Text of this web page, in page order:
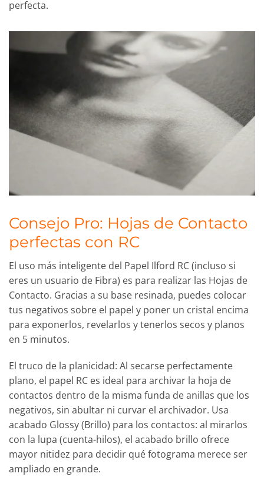
perfecta.
Consejo Pro: Hojas de Contacto
perfectas con RC
El uso más inteligente del Papel Ilford RC (incluso si
eres un usuario de Fibra) es para realizar las Hojas de
Contacto. Gracias a su base resinada, puedes colocar
tus negativos sobre el papel y poner un cristal encima
para exponerlos, revelarlos y tenerlos secos y planos
en 5 minutos.
El truco de la planicidad: Al secarse perfectamente
plano, el papel RC es ideal para archivar la hoja de
contactos dentro de la misma funda de anillas que los
negativos, sin abultar ni curvar el archivador. Usa
acabado Glossy (Brillo) para los contactos: al mirarlos
con la lupa (cuenta-hilos), el acabado brillo ofrece
mayor nitidez para decidir qué fotograma merece ser
ampliado en grande.